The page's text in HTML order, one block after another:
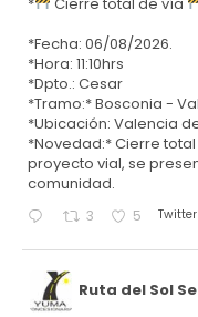
*Fecha: 06/08/2026.
*Hora: 11:10hrs
*Dpto.: Cesar
*Tramo:* Bosconia -
*Ubicación: Valencia
*Novedad:* Cierre
proyecto vial, se
comunidad.
3 5 Twitter
Ruta del Sol